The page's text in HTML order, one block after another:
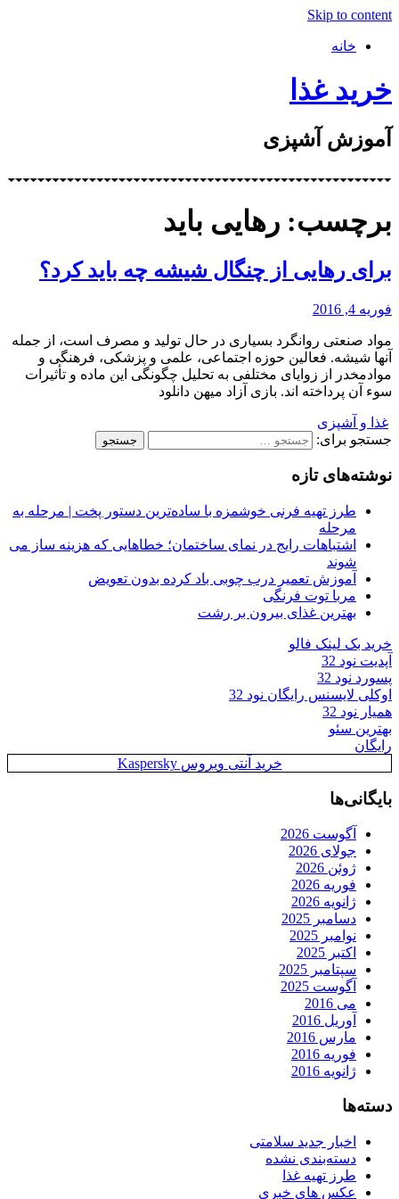
Skip to content
خانه
خرید غذا
آموزش آشپزی
برچسب: رهایی باید
برای رهایی از چنگال شیشه چه باید کرد؟
فوریه 4, 2016
مواد صنعتی روانگرد بسیاری در حال تولید و مصرف است، از جمله
آنها شیشه. فعالین حوزه اجتماعی، علمی و پزشکی، فرهنگی و
موادمخدر از زوایای مختلفی به تحلیل چگونگی این ماده و تأثیرات
سوء آن پرداخته اند. بازی آزاد میهن دانلود
غذا و آشپزی
جستجو برای:
نوشته‌های تازه
طرز تهیه فرنی خوشمزه با ساده‌ترین دستور پخت | مرحله به
مرحله
اشتباهات رایج در نمای ساختمان؛ خطاهایی که هزینه ساز می
شوند
آموزش تعمیر درب چوبی باد کرده بدون تعویض
مربا توت فرنگی
بهترین غذای بیرون بر رشت
خرید بک لینک فالو
آپدیت نود 32
پسورد نود 32
اوکلی لایسنس رایگان نود 32
همیار نود 32
بهترین سئو
رایگان
خرید آنتی ویروس Kaspersky
بایگانی‌ها
آگوست 2026
جولای 2026
ژوئن 2026
فوریه 2026
ژانویه 2026
دسامبر 2025
نوامبر 2025
اکتبر 2025
سپتامبر 2025
آگوست 2025
می 2016
آوریل 2016
مارس 2016
فوریه 2016
ژانویه 2016
دسته‌ها
اخبار جدید سلامتی
دسته‌بندی نشده
طرز تهیه غذا
عکس های خبری